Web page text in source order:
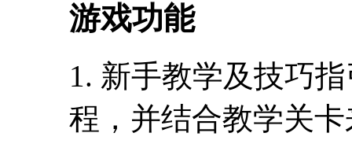
游戏功能
1. 新手教学及技巧
程，并结合教学关